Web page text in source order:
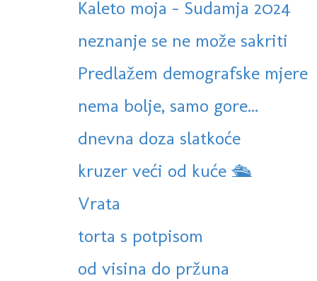
Kaleto moja - Sudamja 2024
neznanje se ne može sakriti
Predlažem demografske mjere
nema bolje, samo gore...
dnevna doza slatkoće
kruzer veći od kuće 🛳
Vrata
torta s potpisom
od visina do pržuna